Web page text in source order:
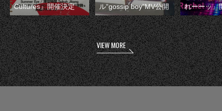
Cultures』開催決定
ル“gossip boy”MV公開
れーーッ』
VIEW MORE